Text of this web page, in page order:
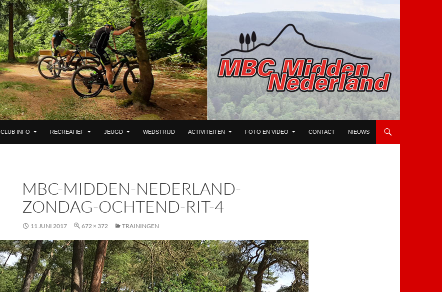
CLUB INFO RECREATIEF JEUGD WEDSTRIJD ACTIVITEITEN FOTO EN VIDEO CONTACT NIEUWS
MBC-MIDDEN-NEDERLAND-
ZONDAG-OCHTEND-RIT-4
11 JUNI 2017 672 × 372 TRAININGEN